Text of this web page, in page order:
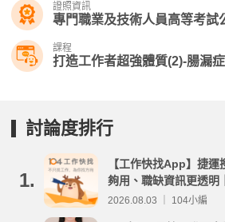
證照資訊
專門職業及技術人員高等考試
課程
打造工作者超強體質(2)-腸漏
討論度排行
1.
【工作快找App】捷
夠用、職缺資訊更透明
2026.08.03 ｜ 104小編